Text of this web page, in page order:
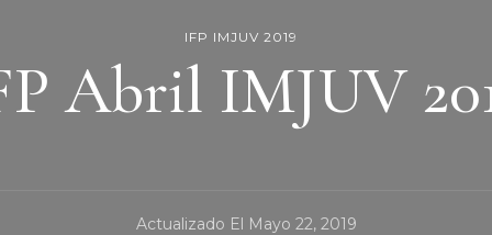
IFP IMJUV 2019
Abril IMJUV
Actualizado El Mayo 22, 2019